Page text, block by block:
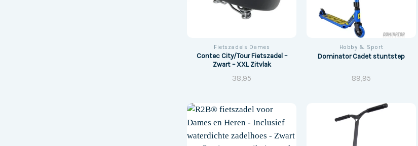
Fietszadels Dames
Contec City/Tour Fietszadel –
Zwart – XXL Zitvlak
38,95
Hobby & Sport
Dominator Cadet stuntstep
89,95